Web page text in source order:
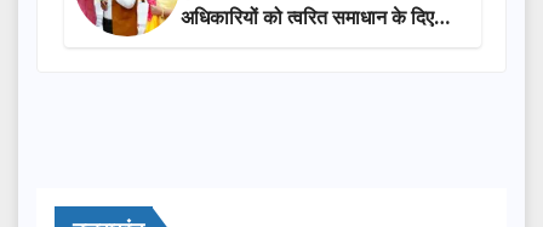
अधिकारियों को त्वरित समाधान के दिए
निर्देश